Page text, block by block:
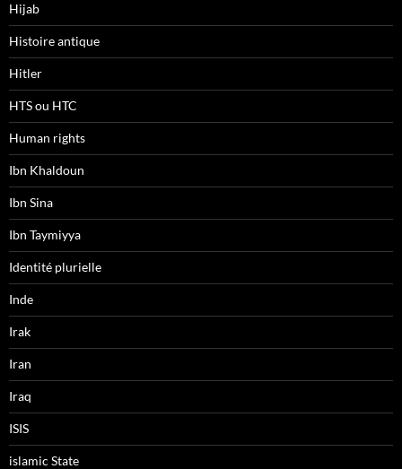
Hijab
Histoire antique
Hitler
HTS ou HTC
Human rights
Ibn Khaldoun
Ibn Sina
Ibn Taymiyya
Identité plurielle
Inde
Irak
Iran
Iraq
ISIS
islamic State